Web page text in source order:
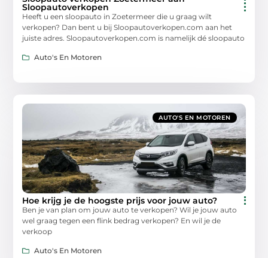
Sloopautoverkopen
Heeft u een sloopauto in Zoetermeer die u graag wilt
verkopen? Dan bent u bij Sloopautoverkopen.com aan het
juiste adres. Sloopautoverkopen.com is namelijk dé sloopauto
Auto's En Motoren
AUTO'S EN MOTOREN
Hoe krijg je de hoogste prijs voor jouw auto?
Ben je van plan om jouw auto te verkopen? Wil je jouw auto
wel graag tegen een flink bedrag verkopen? En wil je de
verkoop
Auto's En Motoren